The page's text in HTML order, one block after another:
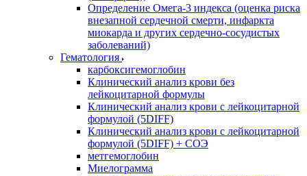
Определение Омега-3 индекса (оценка риска
внезапной сердечной смерти, инфаркта
миокарда и других сердечно-сосудистых
заболеваний)
Гематология
карбоксигемоглобин
Клинический анализ крови без
лейкоцитарной формулы
Клинический анализ крови с лейкоцитарной
формулой (5DIFF)
Клинический анализ крови с лейкоцитарной
формулой (5DIFF) + СОЭ
метгемоглобин
Миелограмма